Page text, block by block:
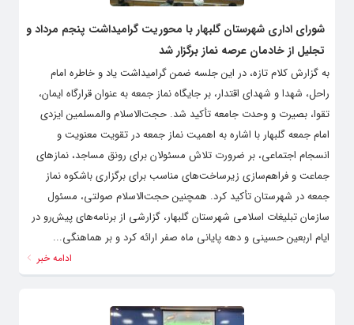
شورای اداری شهرستان گلبهار با محوریت گرامیداشت پنجم مرداد و
تجلیل از خادمان عرصه نماز برگزار شد
به گزارش کلام تازه، در این جلسه ضمن گرامیداشت یاد و خاطره امام
راحل، شهدا و شهدای اقتدار، بر جایگاه نماز جمعه به عنوان قرارگاه ایمان،
تقوا، بصیرت و وحدت جامعه تأکید شد. حجت‌الاسلام والمسلمین ایزدی
امام جمعه گلبهار با اشاره به اهمیت نماز جمعه در تقویت معنویت و
انسجام اجتماعی، بر ضرورت تلاش مسئولان برای رونق مساجد، نمازهای
جماعت و فراهم‌سازی زیرساخت‌های مناسب برای برگزاری باشکوه نماز
جمعه در شهرستان تأکید کرد. همچنین حجت‌الاسلام صولتی، مسئول
سازمان تبلیغات اسلامی شهرستان گلبهار، گزارشی از برنامه‌های پیش‌رو در
ایام اربعین حسینی و دهه پایانی ماه صفر ارائه کرد و بر هماهنگی...
ادامه خبر